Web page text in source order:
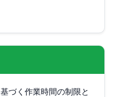
づく作業時間の制限と